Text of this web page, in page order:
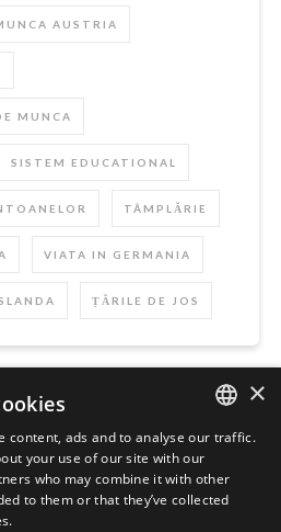
AUSTRIA
MUNCA
SISTEM EDUCATIONAL
TÂMPLĂRIE
VIATA IN GERMANIA
ȚĂRILE DE JOS
ENGLISH
POLISH
×
content, ads and to analyse our traffic.
your use of our site with our
who may combine it with other
to them or that they’ve collected